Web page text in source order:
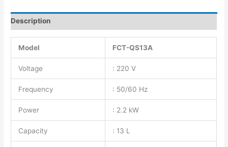
Description
Model FCT-QS13A
Voltage : 220 V
Frequency : 50/60 Hz
Power : 2.2 kW
Capacity : 13 L